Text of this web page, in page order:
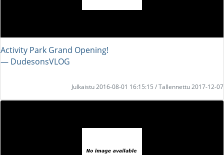
Activity Park Grand Opening!
― DudesonsVLOG
Julkaistu 2016-08-01 16:15:15 / Tallennettu 2017-12-07